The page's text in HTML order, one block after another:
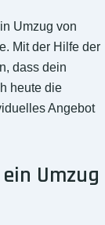
Umzug von
Mit der Hilfe der
dass dein
heute die
Angebot
Umzug